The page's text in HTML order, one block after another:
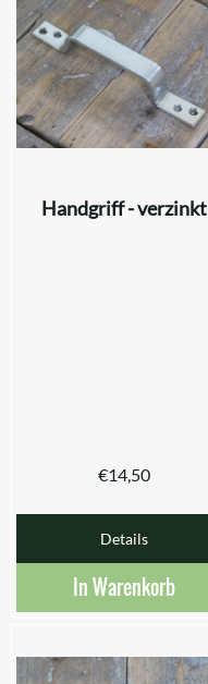
Handgriff - verzinkt
€14,50
Details
In Warenkorb